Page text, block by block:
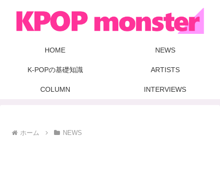
HOME NEWS
K-POPの基礎知識 ARTISTS
COLUMN INTERVIEWS
ホーム NEWS